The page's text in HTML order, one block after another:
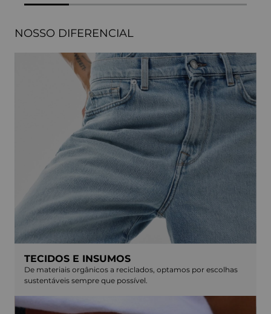
NOSSO DIFERENCIAL
TECIDOS E INSUMOS
De materiais orgânicos a reciclados, optamos por escolhas
sustentáveis sempre que possível.